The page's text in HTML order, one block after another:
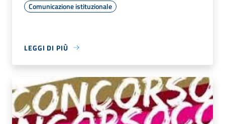
Comunicazione istituzionale
LEGGI DI PIÙ